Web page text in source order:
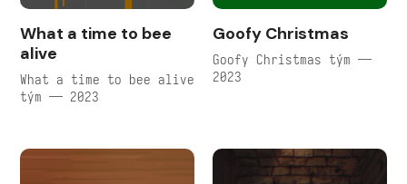
What a time to bee
alive
What a time to bee alive
tým — 2023
Goofy Christmas
Goofy Christmas tým —
2023